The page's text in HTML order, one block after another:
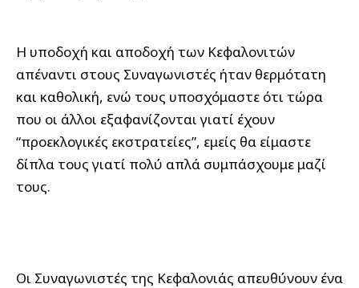
Η υποδοχή και αποδοχή των Κεφαλονιτών
απέναντι στους Συναγωνιστές ήταν θερμότατη
και καθολική, ενώ τους υποσχόμαστε ότι τώρα
που οι άλλοι εξαφανίζονται γιατί έχουν
“προεκλογικές εκστρατείες”, εμείς θα είμαστε
δίπλα τους γιατί πολύ απλά συμπάσχουμε μαζί
τους.
Οι Συναγωνιστές της Κεφαλονιάς απευθύνουν ένα